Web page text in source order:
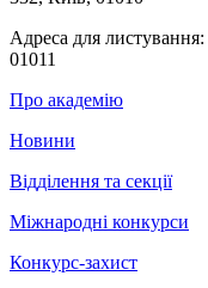
Адреса для листування:
01011
Про академію
Новини
Відділення та секції
Міжнародні конкурси
Конкурс-захист